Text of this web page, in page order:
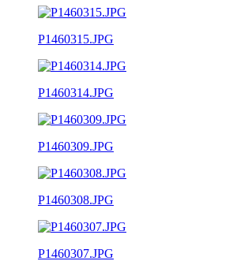
P1460315.JPG
P1460314.JPG
P1460309.JPG
P1460308.JPG
P1460307.JPG